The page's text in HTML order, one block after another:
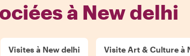
à New delhi
Visites à New delhi Visite Art & Culture à